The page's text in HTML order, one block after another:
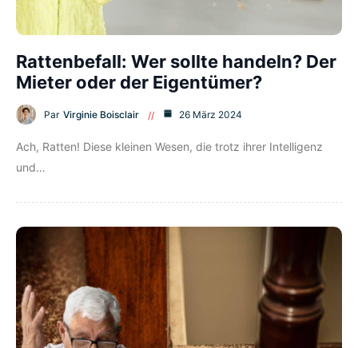
Rattenbefall: Wer sollte handeln? Der
Mieter oder der Eigentümer?
Par Virginie Boisclair 26 März 2024
Ach, Ratten! Diese kleinen Wesen, die trotz ihrer Intelligenz
und…